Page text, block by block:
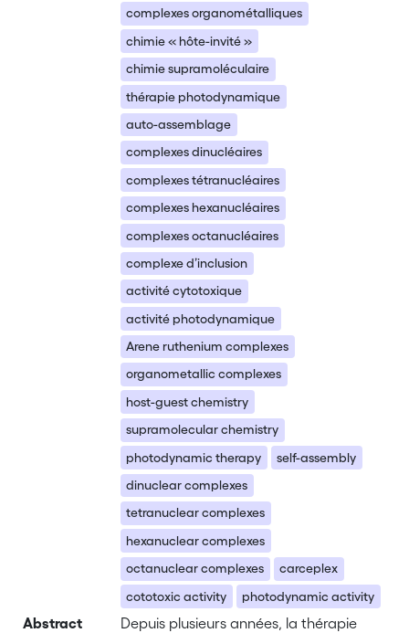
complexes organométalliques
chimie « hôte-invité »
chimie supramoléculaire
thérapie photodynamique
auto-assemblage
complexes dinucléaires
complexes tétranucléaires
complexes hexanucléaires
complexes octanucléaires
complexe d’inclusion
activité cytotoxique
activité photodynamique
Arene ruthenium complexes
organometallic complexes
host-guest chemistry
supramolecular chemistry
photodynamic therapy
self-assembly
dinuclear complexes
tetranuclear complexes
hexanuclear complexes
octanuclear complexes
carceplex
cototoxic activity
photodynamic activity
Abstract
Depuis plusieurs années, la thérapie